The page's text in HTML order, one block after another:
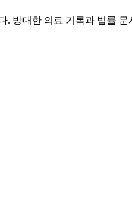
방대한 의료 기록과 법률